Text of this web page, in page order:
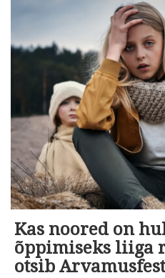
Kas noored on
õppimiseks liiga
otsib